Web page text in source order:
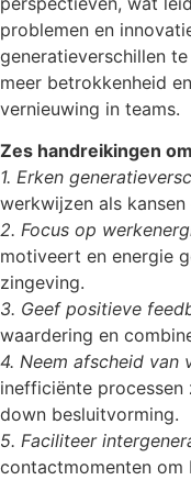
problemen en
generatieverschillen
meer betrokkenheid
vernieuwing in teams.
Zes handreikingen
1. Erken
werkwijzen als
2. Focus op
motiveert en energie
zingeving.
3. Geef positieve
waardering en
4. Neem afscheid van
inefficiënte
down besluitvorming.
5. Faciliteer
contactmomenten om